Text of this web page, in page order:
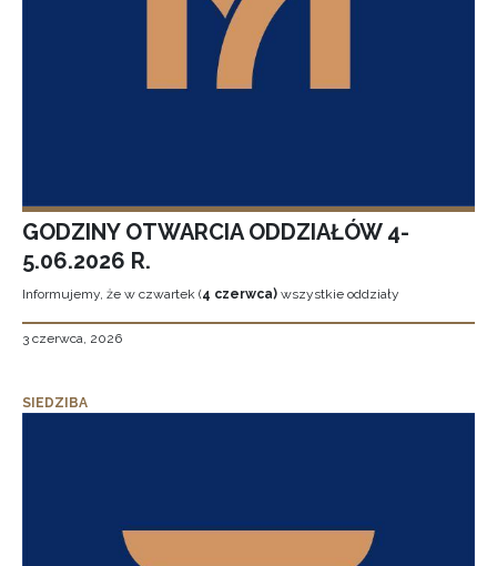
GODZINY OTWARCIA ODDZIAŁÓW 4-
5.06.2026 R.
Informujemy, że w czwartek (4 czerwca) wszystkie oddziały
3 czerwca, 2026
SIEDZIBA